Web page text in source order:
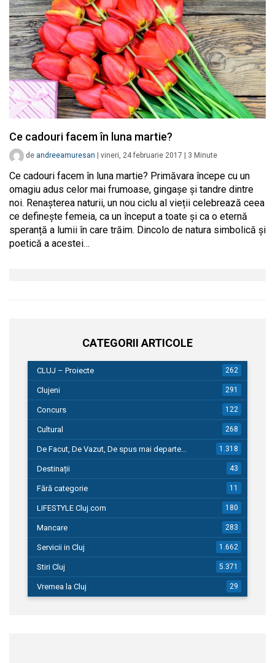
Ce cadouri facem în luna martie?
de andreeamuresan vineri, 24 februarie 2017 3 Minute
Ce cadouri facem în luna martie? Primăvara începe cu un
omagiu adus celor mai frumoase, gingașe și tandre dintre
noi. Renașterea naturii, un nou ciclu al vieții celebrează ceea
ce definește femeia, ca un început a toate și ca o eternă
speranță a lumii în care trăim. Dincolo de natura simbolică și
poetică a acestei…
CATEGORII ARTICOLE
CLUJ – Proiecte 262
Clujeni 291
Concurs 122
Cultural 268
De Facut, De Vazut, De spus mai departe… 1.318
Destinații 43
Fără categorie 11
LIFESTYLE Cluj.com 180
Mancare 283
Servicii in Cluj 1.662
Stiri Cluj 5.371
Vremea la Cluj 29